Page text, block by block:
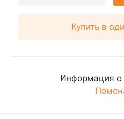
Купить в
Информация о